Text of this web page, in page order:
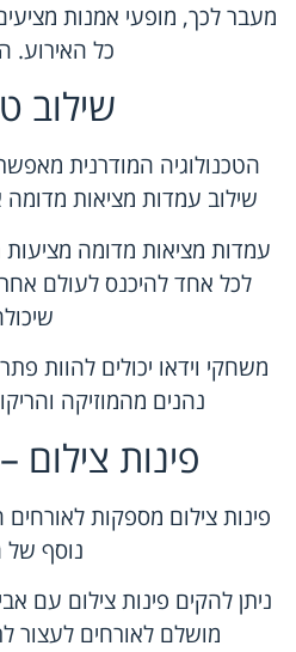
מעבר לכך, מופעי אמנות
כל האירוע.
שילוב
הטכנולוגיה המודרנית
שילוב עמדות מציאות מדומה
עמדות מציאות מדומה מציעות
לכל אחד להיכנס לעולם
משחקי וידאו יכולים להוות
נהנים מהמוזיקה
פינות
פינות צילום מספקות
נוסף של
ניתן להקים פינות צילום עם
מושלם לאורחים